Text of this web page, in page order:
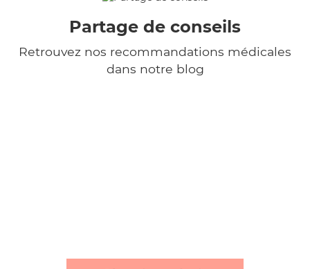
Partage de conseils
Retrouvez nos recommandations médicales
dans notre blog